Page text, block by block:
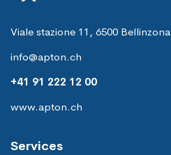
Viale stazione 11, 6500 Bellinzona
info@apton.ch
+41 91 222 12 00
www.apton.ch
Services